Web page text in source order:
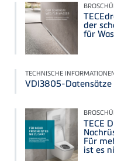
der
für
TECHNISCHE
VDI3805-Datensätze
TECE
Für
ist es